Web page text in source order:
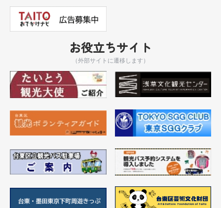
お役立ちサイト
（外部サイトに遷移します）